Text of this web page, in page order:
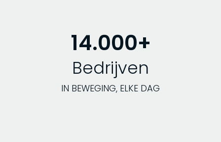
14.000+
Bedrijven
IN BEWEGING, ELKE DAG